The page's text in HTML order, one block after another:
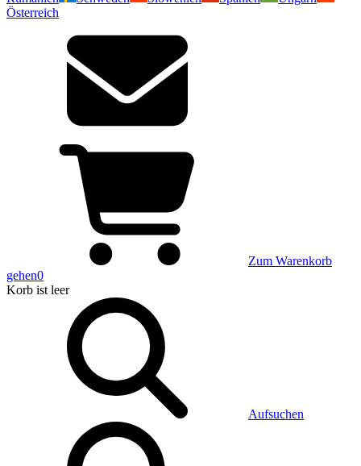
Österreich
Zum Warenkorb
gehen0
Korb ist leer
Aufsuchen